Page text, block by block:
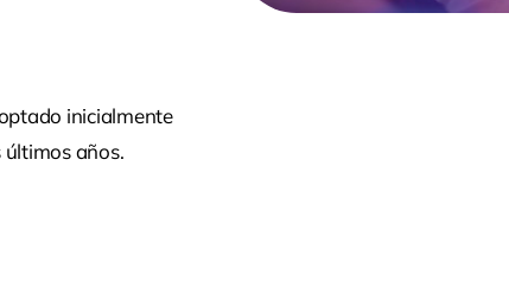
inicialmente
últimos años.